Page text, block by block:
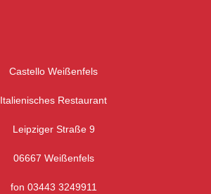
Castello Weißenfels
Italienisches Restaurant
Leipziger Straße 9
06667 Weißenfels
fon 03443 3249911